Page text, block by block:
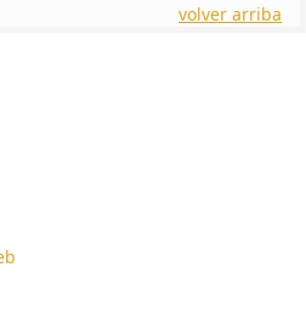
volver arriba